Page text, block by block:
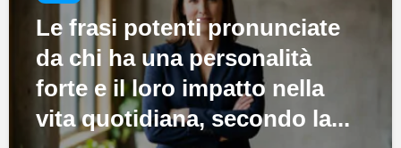
Le frasi potenti pronunciate
da chi ha una personalità
forte e il loro impatto nella
vita quotidiana, secondo la...